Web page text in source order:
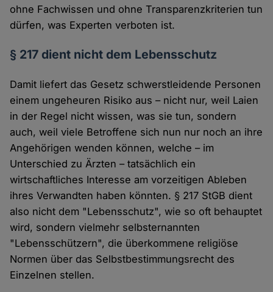
ohne Fachwissen und ohne Transparenzkriterien tun
dürfen, was Experten verboten ist.
§ 217 dient nicht dem Lebensschutz
Damit liefert das Gesetz schwerstleidende Personen
einem ungeheuren Risiko aus – nicht nur, weil Laien
in der Regel nicht wissen, was sie tun, sondern
auch, weil viele Betroffene sich nun nur noch an ihre
Angehörigen wenden können, welche – im
Unterschied zu Ärzten – tatsächlich ein
wirtschaftliches Interesse am vorzeitigen Ableben
ihres Verwandten haben könnten. § 217 StGB dient
also nicht dem "Lebensschutz", wie so oft behauptet
wird, sondern vielmehr selbsternannten
"Lebensschützern", die überkommene religiöse
Normen über das Selbstbestimmungsrecht des
Einzelnen stellen.